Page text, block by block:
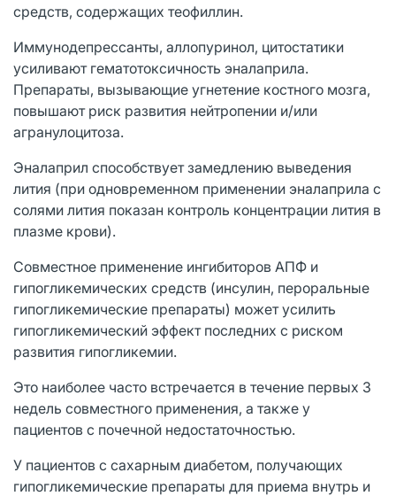
средств, содержащих теофиллин.
Иммунодепрессанты, аллопуринол, цитостатики
усиливают гематотоксичность эналаприла.
Препараты, вызывающие угнетение костного мозга,
повышают риск развития нейтропении и/или
агранулоцитоза.
Эналаприл способствует замедлению выведения
лития (при одновременном применении эналаприла с
солями лития показан контроль концентрации лития в
плазме крови).
Совместное применение ингибиторов АПФ и
гипогликемических средств (инсулин, пероральные
гипогликемические препараты) может усилить
гипогликемический эффект последних с риском
развития гипогликемии.
Это наиболее часто встречается в течение первых 3
недель совместного применения, а также у
пациентов с почечной недостаточностью.
У пациентов с сахарным диабетом, получающих
гипогликемические препараты для приема внутрь и